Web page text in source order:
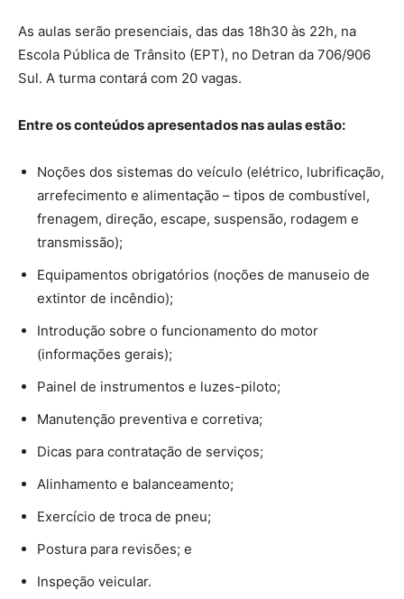
As aulas serão presenciais, das das 18h30 às 22h, na
Escola Pública de Trânsito (EPT), no Detran da 706/906
Sul. A turma contará com 20 vagas.
Entre os conteúdos apresentados nas aulas estão:
Noções dos sistemas do veículo (elétrico, lubrificação,
arrefecimento e alimentação – tipos de combustível,
frenagem, direção, escape, suspensão, rodagem e
transmissão);
Equipamentos obrigatórios (noções de manuseio de
extintor de incêndio);
Introdução sobre o funcionamento do motor
(informações gerais);
Painel de instrumentos e luzes-piloto;
Manutenção preventiva e corretiva;
Dicas para contratação de serviços;
Alinhamento e balanceamento;
Exercício de troca de pneu;
Postura para revisões; e
Inspeção veicular.